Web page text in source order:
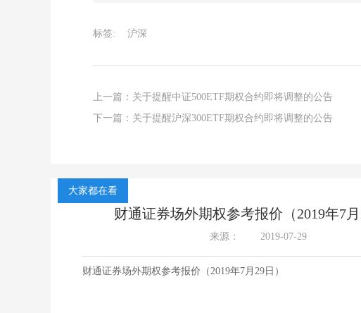
标签: 沪深
上一篇： 关于提醒中证500ETF期权合约即将调整的公告
下一篇： 关于提醒沪深300ETF期权合约即将调整的公告
大家都在看
财通证券场外期权参考报价（2019年7月
来源： 2019-07-29
财通证券场外期权参考报价（2019年7月29日）